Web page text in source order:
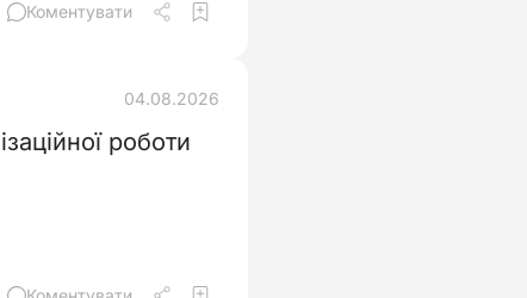
Коментувати
04.08.2026
роботи